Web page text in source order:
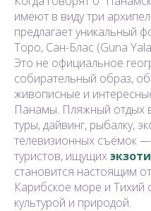
имеют в виду три
предлагает уникальный
Торо, Сан-Блас (Guna
Это не официальное
собирательный образ,
живописные и
Панамы. Пляжный отдых
туры, дайвинг, рыбалку,
телевизионных съёмок
туристов, ищущих
становится настоящим
Карибское море и Тихий
культурой и природой.